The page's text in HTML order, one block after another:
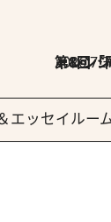
第8回「同人誌即売
エッセイルー